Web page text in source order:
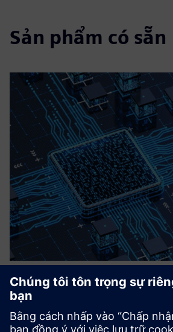
Sản phẩm có sẵn
XiL Infrastructure &
Services (MiL, SiL, HiL)
Flexible and tailored solutions for